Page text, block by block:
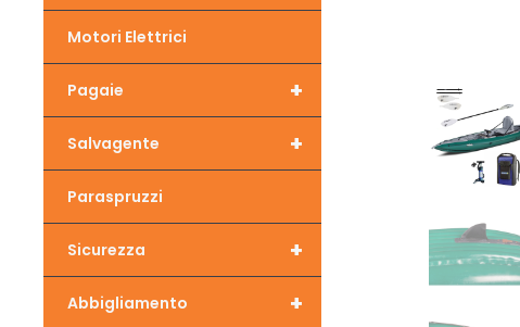
Motori Elettrici
+
Pagaie
+
Salvagente
Paraspruzzi
+
Sicurezza
+
Abbigliamento